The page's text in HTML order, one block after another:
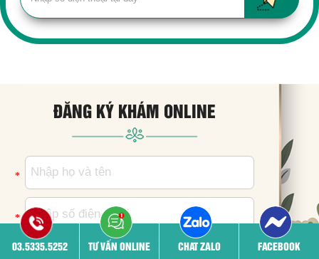
ĐĂNG KÝ KHÁM ONLINE
*
*
03.5335.5252 TƯ VẤN ONLINE CHAT ZALO FACEBOOK